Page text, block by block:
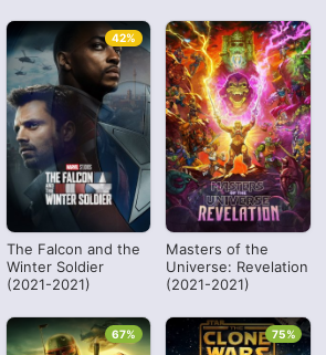
The Falcon and the
Winter Soldier
(2021-2021)
42%
Masters of the
Universe: Revelation
(2021-2021)
67% 75%